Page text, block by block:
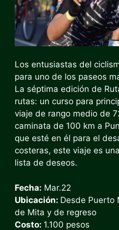
Los entusiastas del
para uno de los paseos
La séptima edición de
rutas: un curso para
viaje de rango medio de
caminata de 100 km a
que esté en él para el
costeras, este viaje es
lista de deseos.
Fecha: Mar.22
Ubicación: Desde Puerto
de Mita y de regreso
Costo: 1.100 pesos